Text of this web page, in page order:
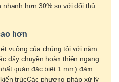
nhanh hơn 30% so với đối thủ
hơn
vuông của chúng tôi với năm
dây chuyền hoàn thiện ngang
quán đặc biệt.1 mm) đảm
trúcCác phương pháp xử lý